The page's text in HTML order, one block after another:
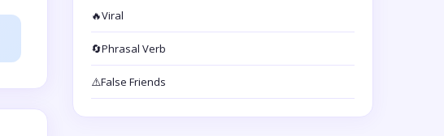
🔥Viral
🔄Phrasal Verb
⚠️False Friends